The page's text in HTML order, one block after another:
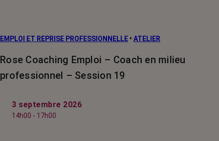
EMPLOI ET REPRISE PROFESSIONNELLE • ATELIER
Rose Coaching Emploi – Coach en milieu
professionnel – Session 19
3 septembre 2026
14h00 - 17h00